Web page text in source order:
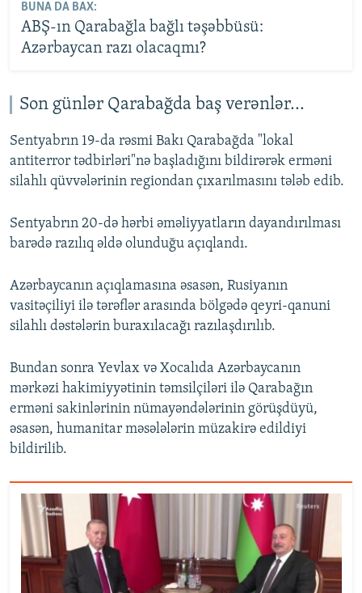
BUNA DA BAX:
ABŞ-ın Qarabağla bağlı təşəbbüsü:
Azərbaycan razı olacaqmı?
Son günlər Qarabağda baş verənlər...
Sentyabrın 19-da rəsmi Bakı Qarabağda "lokal
antiterror tədbirləri"nə başladığını bildirərək erməni
silahlı qüvvələrinin regiondan çıxarılmasını tələb edib.
Sentyabrın 20-də hərbi əməliyyatların dayandırılması
barədə razılıq əldə olunduğu açıqlandı.
Azərbaycanın açıqlamasına əsasən, Rusiyanın
vasitəçiliyi ilə tərəflər arasında bölgədə qeyri-qanuni
silahlı dəstələrin buraxılacağı razılaşdırılıb.
Bundan sonra Yevlax və Xocalıda Azərbaycanın
mərkəzi hakimiyyətinin təmsilçiləri ilə Qarabağın
erməni sakinlərinin nümayəndələrinin görüşdüyü,
əsasən, humanitar məsələlərin müzakirə edildiyi
bildirilib.